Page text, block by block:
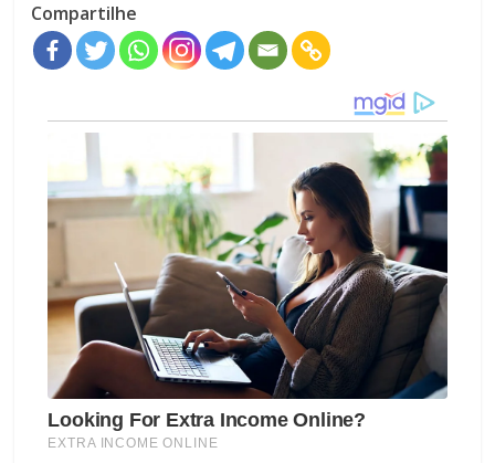
Compartilhe